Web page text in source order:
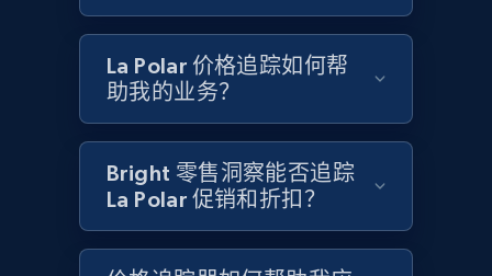
web using keywords
URL, Product id, Title, Product description,
Rating, Reviews count, Images, Variations, and
La Polar 价格追踪如何帮
助我的业务？
Bright 零售洞察能否追踪
La Polar 促销和折扣？